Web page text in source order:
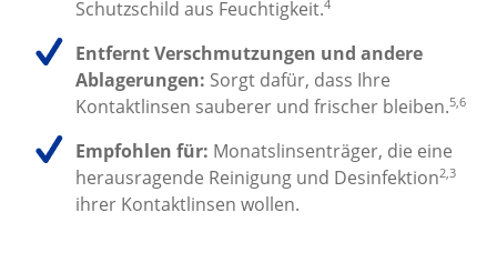
Schutzschild aus Feuchtigkeit.4
Entfernt Verschmutzungen und andere
Ablagerungen: Sorgt dafür, dass Ihre
Kontaktlinsen sauberer und frischer bleiben.5,6
Empfohlen für: Monatslinsenträger, die eine
herausragende Reinigung und Desinfektion2,3
ihrer Kontaktlinsen wollen.